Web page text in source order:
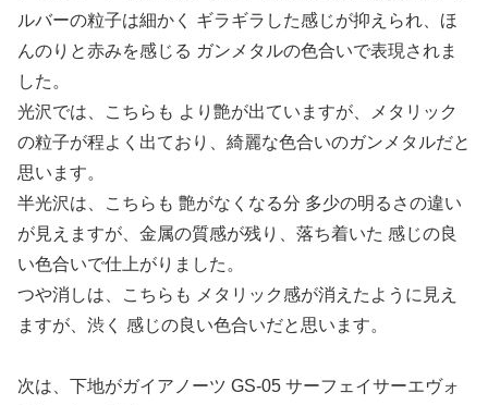
ルバーの粒子は細かく ギラギラした感じが抑えられ、ほ
んのりと赤みを感じる ガンメタルの色合いで表現されま
した。
光沢では、こちらも より艶が出ていますが、メタリック
の粒子が程よく出ており、綺麗な色合いのガンメタルだと
思います。
半光沢は、こちらも 艶がなくなる分 多少の明るさの違い
が見えますが、金属の質感が残り、落ち着いた 感じの良
い色合いで仕上がりました。
つや消しは、こちらも メタリック感が消えたように見え
ますが、渋く 感じの良い色合いだと思います。
次は、下地がガイアノーツ GS-05 サーフェイサーエヴォ